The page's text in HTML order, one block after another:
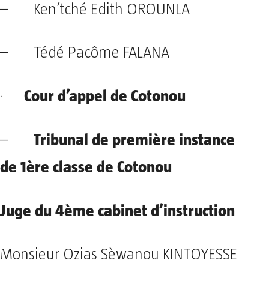
– Ken’tché Edith OROUNLA
– Tédé Pacôme FALANA
· Cour d’appel de Cotonou
– Tribunal de première instance
de 1ère classe de Cotonou
Juge du 4ème cabinet d’instruction
Monsieur Ozias Sèwanou KINTOYESSE